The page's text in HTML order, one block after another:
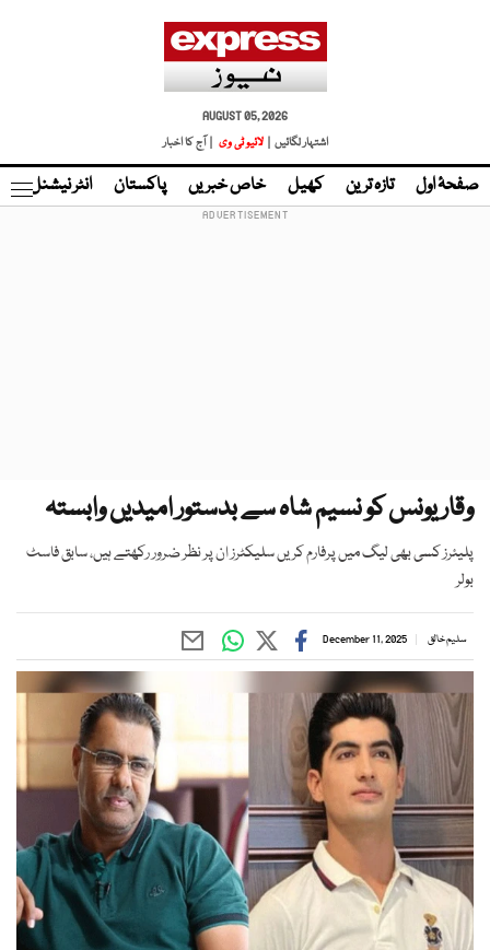
AUGUST 05, 2026
اشتہار لگائیں |
لائیو ٹی وی | آج کا اخبار
صفحۂ اول تازہ ترین کھیل خاص خبریں پاکستان انٹر نیشنل
وقار یونس کو نسیم شاہ سے بدستور امیدیں وابستہ
پلیئرز کسی بھی لیگ میں پرفارم کریں سلیکٹرز ان پر نظر ضرور رکھتے ہیں، سابق فاسٹ
بولر
سلیم خالق December 11, 2025